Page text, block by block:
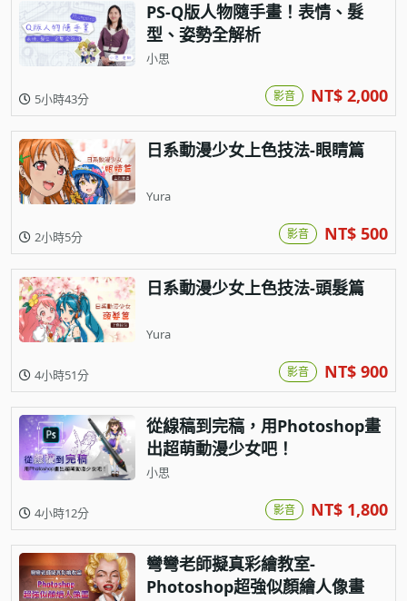
PS-Q版人物隨手畫！表情、髮
型、姿勢全解析
小思
5小時43分 影音 NT$ 2,000
日系動漫少女上色技法-眼睛篇
Yura
2小時5分 影音 NT$ 500
日系動漫少女上色技法-頭髮篇
Yura
4小時51分 影音 NT$ 900
從線稿到完稿，用Photoshop畫
出超萌動漫少女吧！
小思
4小時12分 影音 NT$ 1,800
彎彎老師擬真彩繪教室-
Photoshop超強似顏繪人像畫